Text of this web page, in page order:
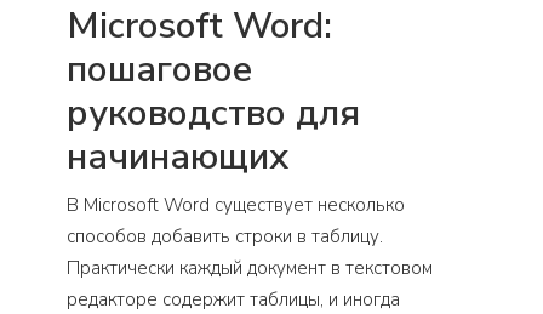
Microsoft Word:
пошаговое
руководство для
начинающих
В Microsoft Word существует несколько
способов добавить строки в таблицу.
Практически каждый документ в текстовом
редакторе содержит таблицы, и иногда